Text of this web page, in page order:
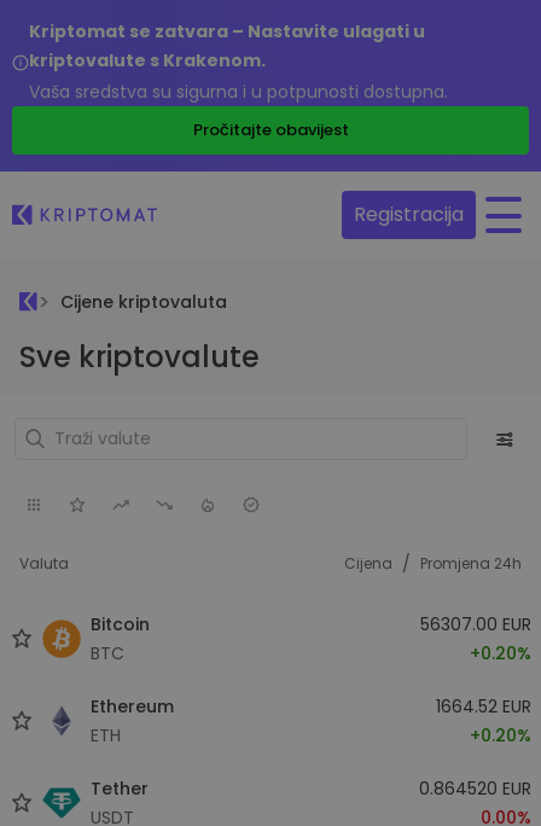
Kriptomat se zatvara – Nastavite ulagati u
kriptovalute s Krakenom.
Vaša sredstva su sigurna i u potpunosti dostupna.
Pročitajte obavijest
Registracija
Cijene kriptovaluta
Sve kriptovalute
Valuta Cijena / Promjena 24h
Bitcoin
BTC
56307.00 EUR
+0.20%
Ethereum
ETH
1664.52 EUR
+0.20%
Tether
USDT
0.864520 EUR
0.00%